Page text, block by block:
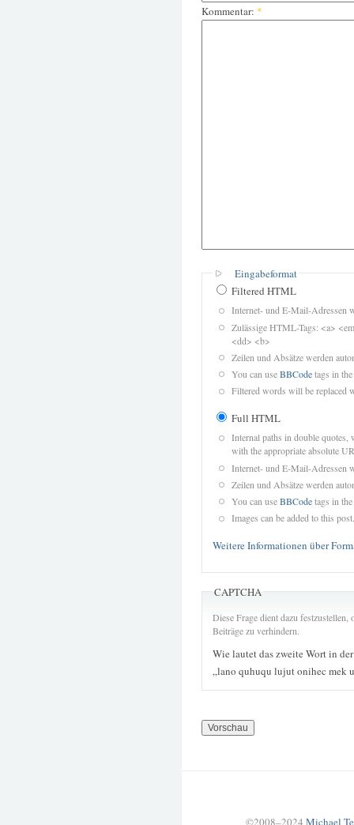
Kommentar: *
Eingabeformat
Filtered HTML
Internet- und E-Mail-Adressen
Zulässige HTML-Tags: <a>
<dd> <b>
Zeilen und Absätze werden
You can useBBCodetags in
Filtered words will be replaced
Full HTML
Internal paths in double quotes,
with the appropriate absolute
Internet- und E-Mail-Adressen
Zeilen und Absätze werden
You can useBBCodetags in
Images can be added to this post.
Weitere Informationen über
CAPTCHA
Diese Frage dient dazu
Beiträge zu verhindern.
Wie lautet das zweite Wort in
„lano quhuqu lujut onihec mek
©2008–2024 Michael